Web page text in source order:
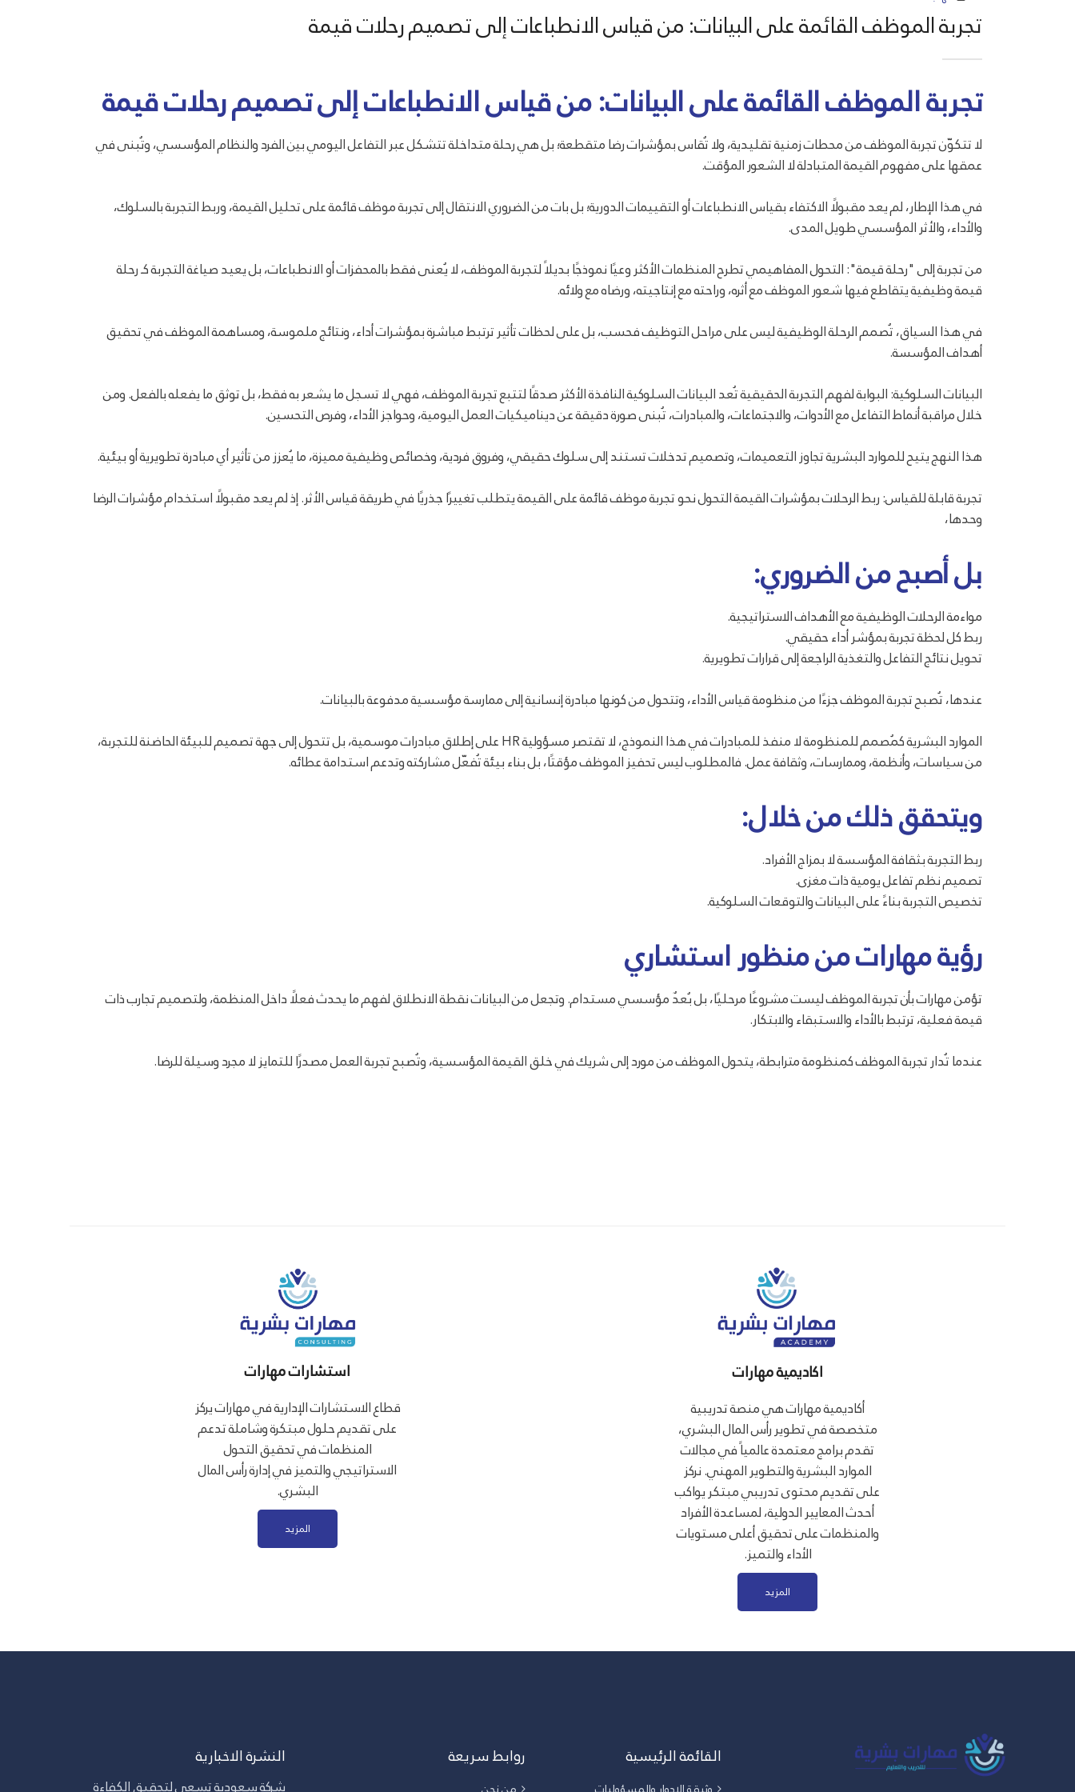
تجربة الموظف القائمة على البيانات: من قياس الانطباعات إلى تصميم رحلات قيمة
تجربة الموظف القائمة على البيانات: من قياس الانطباعات إلى تصميم رحلات قيمة
لا تتكوّن تجربة الموظف من محطات زمنية تقليدية، ولا تُقاس بمؤشرات رضا متقطعة؛ بل هي رحلة متداخلة تتشكل عبر التفاعل اليومي بين الفرد والنظام المؤسسي، وتُبنى في
عمقها على مفهوم القيمة المتبادلة لا الشعور المؤقت.
في هذا الإطار، لم يعد مقبولًا الاكتفاء بقياس الانطباعات أو التقييمات الدورية؛ بل بات من الضروري الانتقال إلى تجربة موظف قائمة على تحليل القيمة، وربط التجربة بالسلوك،
والأداء، والأثر المؤسسي طويل المدى.
من تجربة إلى "رحلة قيمة": التحول المفاهيمي تطرح المنظمات الأكثر وعيًا نموذجًا بديلاً لتجربة الموظف، لا يُعنى فقط بالمحفزات أو الانطباعات، بل يعيد صياغة التجربة كـ رحلة
قيمة وظيفية يتقاطع فيها شعور الموظف مع أثره، وراحته مع إنتاجيته، ورضاه مع ولائه.
في هذا السياق، تُصمم الرحلة الوظيفية ليس على مراحل التوظيف فحسب، بل على لحظات تأثير ترتبط مباشرة بمؤشرات أداء، ونتائج ملموسة، ومساهمة الموظف في تحقيق
أهداف المؤسسة.
البيانات السلوكية: البوابة لفهم التجربة الحقيقية تُعد البيانات السلوكية النافذة الأكثر صدقًا لتتبع تجربة الموظف، فهي لا تسجل ما يشعر به فقط، بل توثق ما يفعله بالفعل. ومن
خلال مراقبة أنماط التفاعل مع الأدوات، والاجتماعات، والمبادرات، تُبنى صورة دقيقة عن ديناميكيات العمل اليومية، وحواجز الأداء، وفرص التحسين.
هذا النهج يتيح للموارد البشرية تجاوز التعميمات، وتصميم تدخلات تستند إلى سلوك حقيقي، وفروق فردية، وخصائص وظيفية مميزة، ما يُعزز من تأثير أي مبادرة تطويرية أو بيئية.
تجربة قابلة للقياس: ربط الرحلات بمؤشرات القيمة التحول نحو تجربة موظف قائمة على القيمة يتطلب تغييرًا جذريًا في طريقة قياس الأثر. إذ لم يعد مقبولًا استخدام مؤشرات الرضا
وحدها،
بل أصبح من الضروري:
مواءمة الرحلات الوظيفية مع الأهداف الاستراتيجية.
ربط كل لحظة تجربة بمؤشر أداء حقيقي.
تحويل نتائج التفاعل والتغذية الراجعة إلى قرارات تطويرية.
عندها، تُصبح تجربة الموظف جزءًا من منظومة قياس الأداء، وتتحول من كونها مبادرة إنسانية إلى ممارسة مؤسسية مدفوعة بالبيانات.
الموارد البشرية كمُصمم للمنظومة لا منفذ للمبادرات في هذا النموذج، لا تقتصر مسؤولية HR على إطلاق مبادرات موسمية، بل تتحول إلى جهة تصميم للبيئة الحاضنة للتجربة،
من سياسات، وأنظمة، وممارسات، وثقافة عمل. فالمطلوب ليس تحفيز الموظف مؤقتًا، بل بناء بيئة تُفعّل مشاركته وتدعم استدامة عطائه.
ويتحقق ذلك من خلال:
ربط التجربة بثقافة المؤسسة لا بمزاج الأفراد.
تصميم نظم تفاعل يومية ذات مغزى.
تخصيص التجربة بناءً على البيانات والتوقعات السلوكية.
رؤية مهارات من منظور استشاري
تؤمن مهارات بأن تجربة الموظف ليست مشروعًا مرحليًا، بل بُعدٌ مؤسسي مستدام. وتجعل من البيانات نقطة الانطلاق لفهم ما يحدث فعلًا داخل المنظمة، ولتصميم تجارب ذات
قيمة فعلية، ترتبط بالأداء والاستبقاء والابتكار.
عندما تُدار تجربة الموظف كمنظومة مترابطة، يتحول الموظف من مورد إلى شريك في خلق القيمة المؤسسية، وتُصبح تجربة العمل مصدرًا للتمايز لا مجرد وسيلة للرضا.
استشارات مهارات
قطاع الاستشارات الإدارية في مهارات يركز
على تقديم حلول مبتكرة وشاملة تدعم
المنظمات في تحقيق التحول
الاستراتيجي والتميز في إدارة رأس المال
البشري.
المزيد
اكاديمية مهارات
أكاديمية مهارات هي منصة تدريبية
متخصصة في تطوير رأس المال البشري،
تقدم برامج معتمدة عالمياً في مجالات
الموارد البشرية والتطوير المهني. نركز
على تقديم محتوى تدريبي مبتكر يواكب
أحدث المعايير الدولية، لمساعدة الأفراد
والمنظمات على تحقيق أعلى مستويات
الأداء والتميز.
المزيد
النشرة الاخبارية
شركة سعودية تسعى لتحقيق الكفاءة
روابط سريعة القائمة الرئيسية